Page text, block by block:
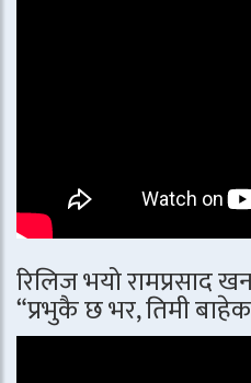
रिलिज भयो रामप्रसाद
“प्रभुकै छ भर, तिमी